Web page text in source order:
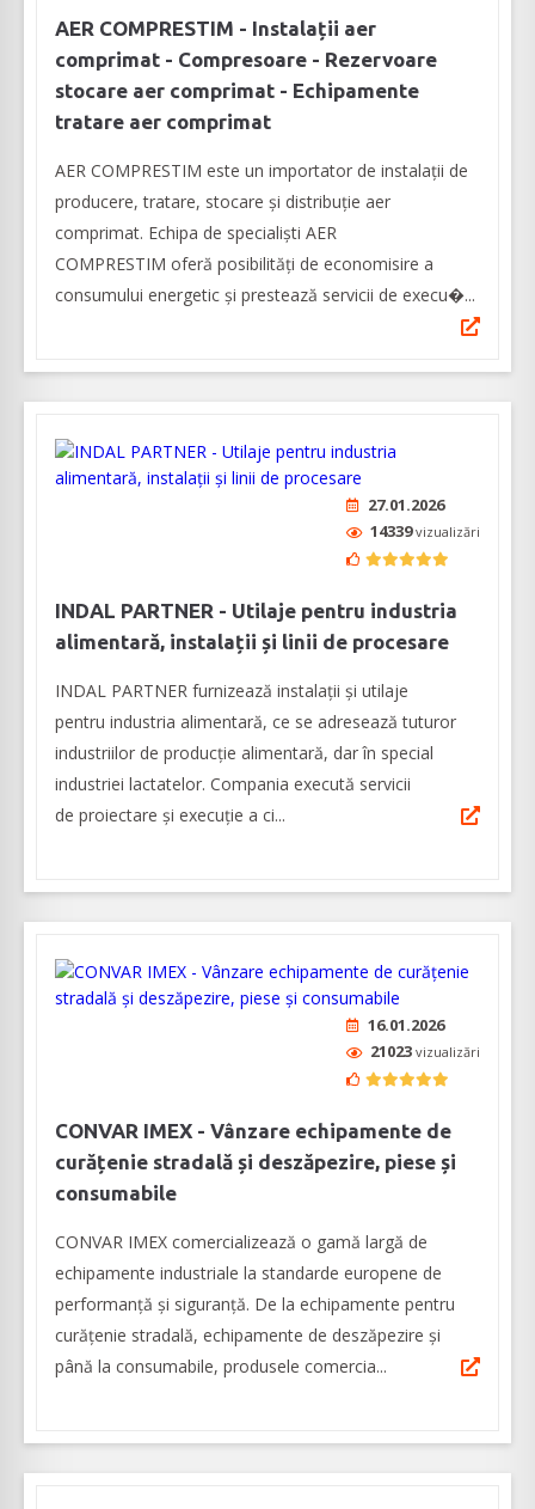
AER COMPRESTIM - Instalații aer
comprimat - Compresoare - Rezervoare
stocare aer comprimat - Echipamente
tratare aer comprimat
AER COMPRESTIM este un importator de instalații de
producere, tratare, stocare și distribuție aer
comprimat. Echipa de specialiști AER
COMPRESTIM oferă posibilități de economisire a
consumului energetic și prestează servicii de execu�...
27.01.2026
14339vizualizări
INDAL PARTNER - Utilaje pentru industria
alimentară, instalații și linii de procesare
INDAL PARTNER furnizează instalații și utilaje
pentru industria alimentară, ce se adresează tuturor
industriilor de producție alimentară, dar în special
industriei lactatelor. Compania execută servicii
de proiectare și execuție a ci...
16.01.2026
21023 vizualizări
CONVAR IMEX - Vânzare echipamente de
curățenie stradală și deszăpezire, piese și
consumabile
CONVAR IMEX comercializează o gamă largă de
echipamente industriale la standarde europene de
performanță și siguranță. De la echipamente pentru
curățenie stradală, echipamente de deszăpezire și
până la consumabile, produsele comercia...